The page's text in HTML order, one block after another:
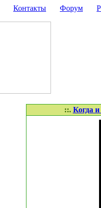
Контакты Форум
::. Когда